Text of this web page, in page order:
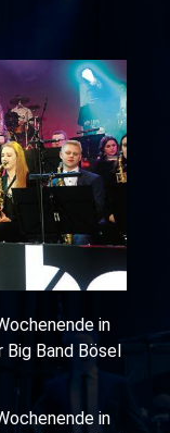
in
Band Bösel
in